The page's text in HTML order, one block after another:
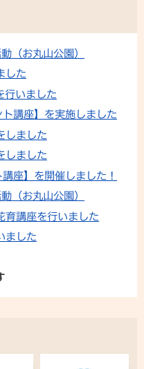
（お丸山公園）
した
行いました
ト講座】を実施しました
しました
しました
座】を開催しました！
（お丸山公園）
育講座を行いました
ました